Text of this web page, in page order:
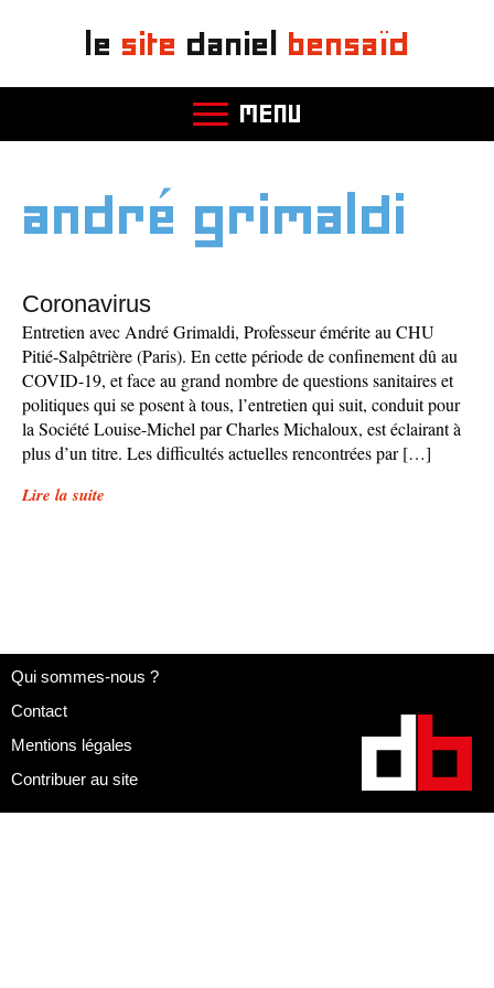
le site daniel bensaïd
MENU
andré grimaldi
Coronavirus
Entretien avec André Grimaldi, Professeur émérite au CHU
Pitié-Salpêtrière (Paris). En cette période de confinement dû au
COVID-19, et face au grand nombre de questions sanitaires et
politiques qui se posent à tous, l’entretien qui suit, conduit pour
la Société Louise-Michel par Charles Michaloux, est éclairant à
plus d’un titre. Les difficultés actuelles rencontrées par […]
Lire la suite
Qui sommes-nous ?
Contact
Mentions légales
Contribuer au site